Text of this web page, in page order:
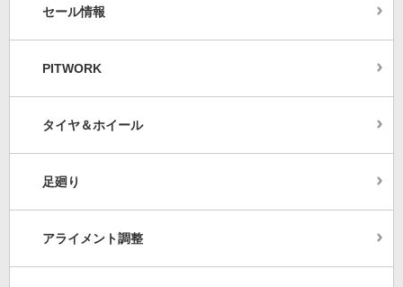
セール情報
PITWORK
タイヤ＆ホイール
足廻り
アライメント調整